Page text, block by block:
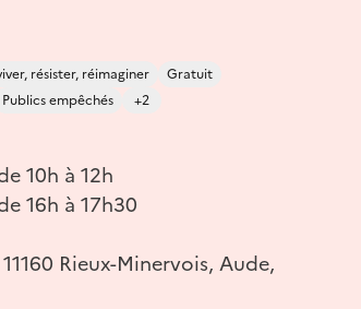
résister, réimaginer
Gratuit
Publics empêchés +2
10h à 12h
16h à 17h30
Rieux-Minervois, Aude,